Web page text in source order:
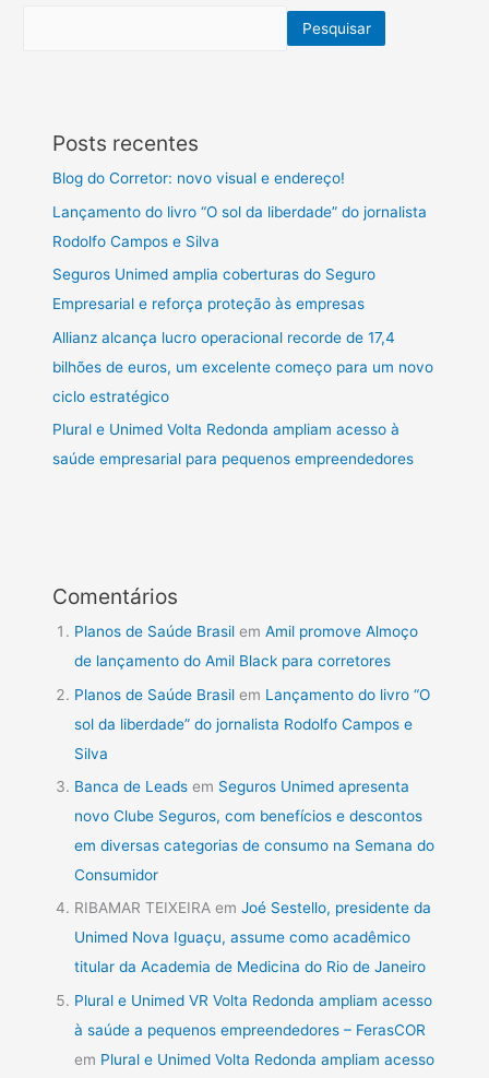
Pesquisar
Posts recentes
Blog do Corretor: novo visual e endereço!
Lançamento do livro “O sol da liberdade” do jornalista
Rodolfo Campos e Silva
Seguros Unimed amplia coberturas do Seguro
Empresarial e reforça proteção às empresas
Allianz alcança lucro operacional recorde de 17,4
bilhões de euros, um excelente começo para um novo
ciclo estratégico
Plural e Unimed Volta Redonda ampliam acesso à
saúde empresarial para pequenos empreendedores
Comentários
Planos de Saúde Brasil emAmil promove Almoço
de lançamento do Amil Black para corretores
Planos de Saúde Brasil em Lançamento do livro “O
sol da liberdade” do jornalista Rodolfo Campos e
Silva
Banca de Leads em Seguros Unimed apresenta
novo Clube Seguros, com benefícios e descontos
em diversas categorias de consumo na Semana do
Consumidor
RIBAMAR TEIXEIRA emJoé Sestello, presidente da
Unimed Nova Iguaçu, assume como acadêmico
titular da Academia de Medicina do Rio de Janeiro
Plural e Unimed VR Volta Redonda ampliam acesso
à saúde a pequenos empreendedores – FerasCOR
em Plural e Unimed Volta Redonda ampliam acesso